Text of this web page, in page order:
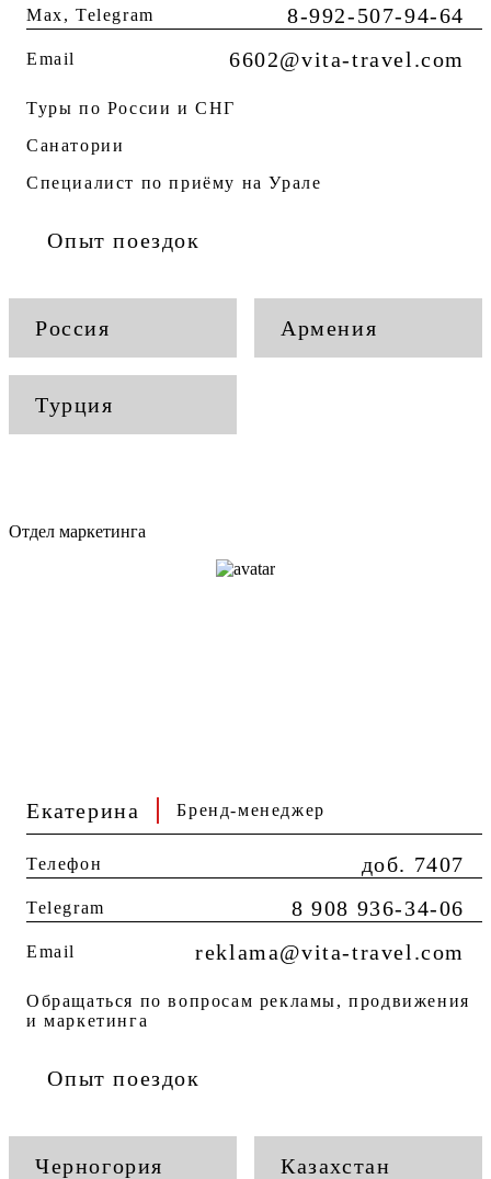
Max, Telegram 8-992-507-94-64
Email 6602@vita-travel.com
Туры по России и СНГ
Санатории
Специалист по приёму на Урале
Опыт поездок
Россия Армения
Турция
Отдел маркетинга
Екатерина Бренд-менеджер
Телефон доб. 7407
Telegram 8 908 936-34-06
Email reklama@vita-travel.com
Обращаться по вопросам рекламы, продвижения
и маркетинга
Опыт поездок
Черногория Казахстан